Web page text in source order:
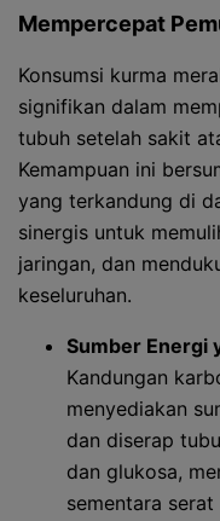
Mempercepat
Konsumsi kurma
signifikan dalam
tubuh setelah sakit
Kemampuan ini
yang terkandung di
sinergis untuk
jaringan, dan
keseluruhan.
Sumber Energi
Kandungan
menyediakan
dan diserap
dan glukosa,
sementara